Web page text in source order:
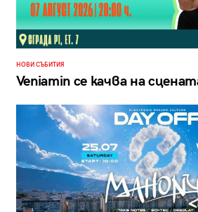
НОВИ СЪБИТИЯ
Veniamin се качва на